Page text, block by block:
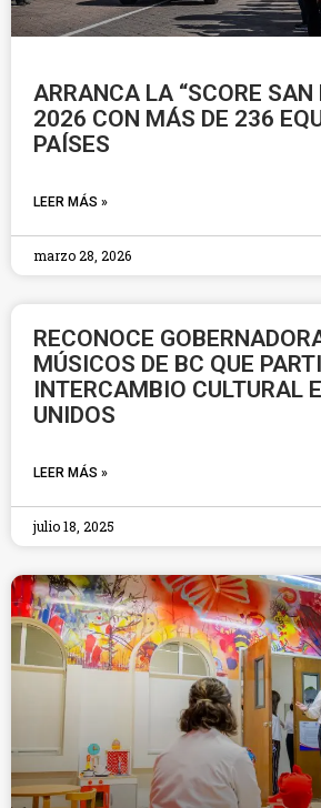
ARRANCA LA “SCORE SAN
2026 CON MÁS DE 236
PAÍSES
LEER MÁS »
marzo 28, 2026
RECONOCE
MÚSICOS DE BC QUE
INTERCAMBIO CULTURAL
UNIDOS
LEER MÁS »
julio 18, 2025